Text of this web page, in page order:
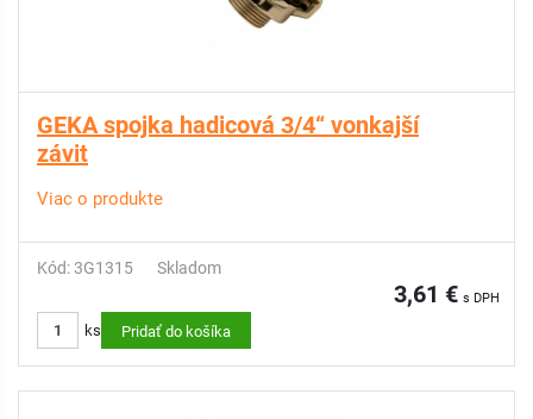
GEKA spojka hadicová 3/4“ vonkajší
závit
Viac o produkte
Kód: 3G1315 Skladom
3,61 € s DPH
ks Pridať do košíka